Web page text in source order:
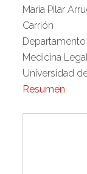
María Pilar
Carrión
Medicina
Universidad
Resumen